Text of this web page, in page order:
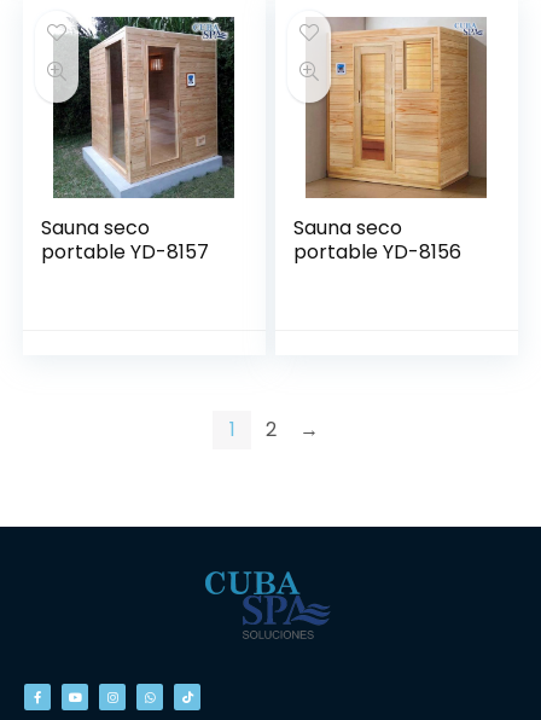
Sauna seco
portable YD-8157
Sauna seco
portable YD-8156
1 2 →